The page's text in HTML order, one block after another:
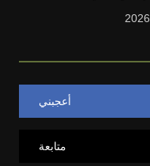
أعجبني
متابعة